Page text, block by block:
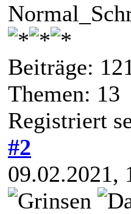
Beiträge:
Themen: 13
Registriert
#2
09.02.2021,